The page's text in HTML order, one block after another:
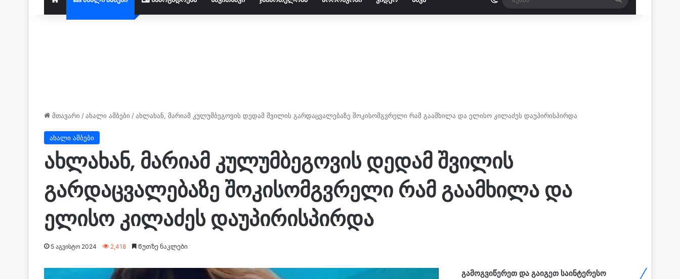
მთავარი /ახალი ამბები /ახლახან, მარიამ კულუმბეგოვის დედამ შვილის გარდაცვალებაზე შოკისომგვრელი რამ გაამხილა და ელისო კილაძეს დაუპირისპირდა
ახალი ამბები
ახლახან, მარიამ კულუმბეგოვის დედამ შვილის
გარდაცვალებაზე შოკისომგვრელი რამ გაამხილა და
ელისო კილაძეს დაუპირისპირდა
5 აგვისტო 2024 2,418 Წუთზე ნაკლები
გამოგვიწერეთ და გაიგეთ საინტერესო